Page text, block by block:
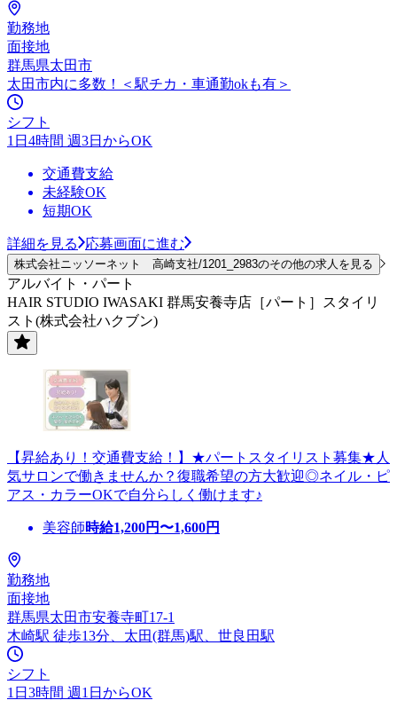
勤務地
面接地
群馬県太田市
太田市内に多数！＜駅チカ・車通勤okも有＞
シフト
1日4時間 週3日からOK
交通費支給
未経験OK
短期OK
詳細を見る 応募画面に進む
株式会社ニッソーネット 高崎支社/1201_2983のその他の求人を見る
アルバイト・パート
HAIR STUDIO IWASAKI 群馬安養寺店［パート］スタイリ
スト(株式会社ハクブン)
【昇給あり！交通費支給！】★パートスタイリスト募集★人
気サロンで働きませんか？復職希望の方大歓迎◎ネイル・ピ
アス・カラーOKで自分らしく働けます♪
美容師時給1,200円〜1,600円
勤務地
面接地
群馬県太田市安養寺町17-1
木崎駅 徒歩13分、太田(群馬)駅、世良田駅
シフト
1日3時間 週1日からOK